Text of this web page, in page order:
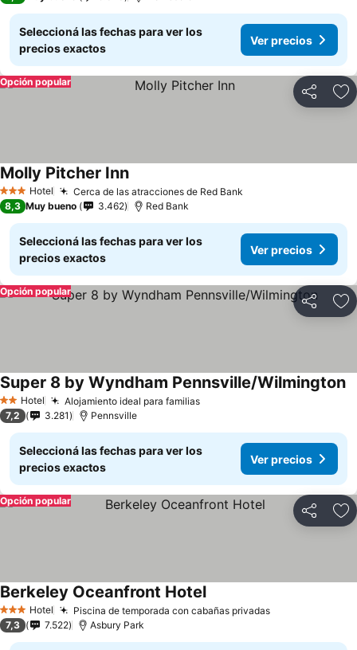
Seleccioná las fechas para ver los
precios exactos
Ver precios
Compartir
Opción popular
3 Estrellas
Hotel Cerca de las atracciones de Red Bank
Molly Pitcher Inn
8,3 Muy bueno 3.462 Red Bank
Seleccioná las fechas para ver los
precios exactos
Ver precios
Compartir
Opción popular
2 Estrellas
Hotel Alojamiento ideal para familias
Super 8 by Wyndham Pennsville/Wilmington
7,2 3.281 Pennsville
Seleccioná las fechas para ver los
precios exactos
Ver precios
Compartir
Opción popular
3 Estrellas
Hotel Piscina de temporada con cabañas privadas
Berkeley Oceanfront Hotel
7,3 7.522 Asbury Park